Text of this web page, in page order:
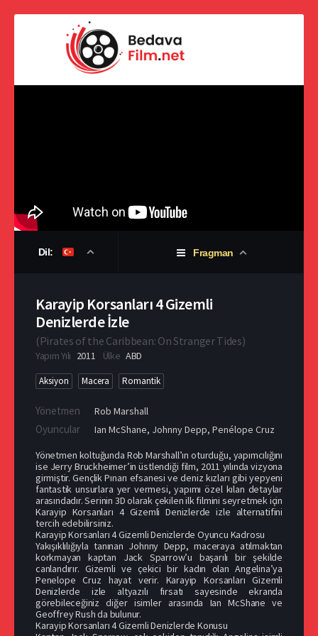
Dil: Fragman
Karayip Korsanları 4 Gizemli
Denizlerde İzle
(Pirates of the Caribbean: On Stranger Tides)
Yapım Yılı 2011 Ülke ABD
Aksiyon Macera Romantik
Yönetmen Rob Marshall
Oyuncular Ian McShane, Johnny Depp, Penélope Cruz
Yönetmen koltuğunda Rob Marshall’ın oturduğu, yapımcılığını
ise Jerry Bruckheimer’in üstlendiği film, 2011 yılında vizyona
girmiştir. Gençlik Pınarı efsanesi ve deniz kızları gibi yepyeni
fantastik unsurlara yer vermesi, yapımı özel kılan detaylar
arasındadır. Serinin 3D olarak çekilen ilk filmini seyretmek için
Karayip Korsanları 4 Gizemli Denizlerde izle alternatifini
tercih edebilirsiniz.
Karayip Korsanları 4 Gizemli Denizlerde Oyuncu Kadrosu
Yakışıklılığıyla tanınan Johnny Depp, maceraya atılmaktan
korkmayan kaptan Jack Sparrow’u başarılı bir şekilde
canlandırır. Gizemli ve çekici bir kadın olan Angelina’ya
Penelope Cruz hayat verir. Karayip Korsanları Gizemli
Denizlerde izle altyazılı fırsatı sayesinde ekranda
görebileceğiniz diğer isimler arasında Ian McShane ve
Geoffrey Rush da bulunur.
Karayip Korsanları 4 Gizemli Denizlerde Konusu